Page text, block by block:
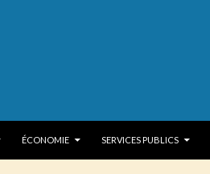
ÉCONOMIE SERVICES PUBLICS